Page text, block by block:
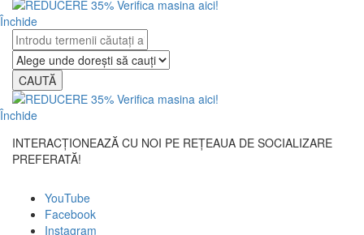
Închide
CAUTĂ
Închide
INTERACȚIONEAZĂ CU NOI PE REȚEAUA DE SOCIALIZARE
PREFERATĂ!
YouTube
Facebook
Instagram